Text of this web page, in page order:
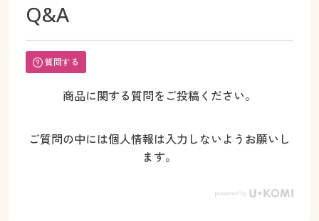
Q&A
質問する
商品に関する質問をご投稿ください。
ご質問の中には個人情報は入力しないようお願いし
ます。